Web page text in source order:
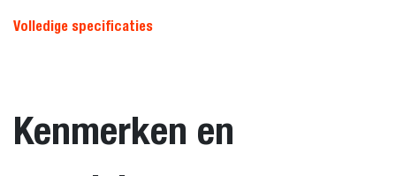
Volledige specificaties
Kenmerken en